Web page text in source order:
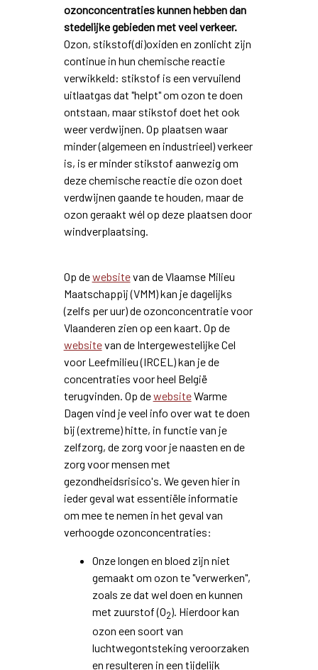
ozonconcentraties kunnen hebben dan
stedelijke gebieden met veel verkeer.
Ozon, stikstof(di)oxiden en zonlicht zijn
continue in hun chemische reactie
verwikkeld: stikstof is een vervuilend
uitlaatgas dat "helpt" om ozon te doen
ontstaan, maar stikstof doet het ook
weer verdwijnen. Op plaatsen waar
minder (algemeen en industrieel) verkeer
is, is er minder stikstof aanwezig om
deze chemische reactie die ozon doet
verdwijnen gaande te houden, maar de
ozon geraakt wél op deze plaatsen door
windverplaatsing.
Op dewebsitevan de Vlaamse Milieu
Maatschappij (VMM) kan je dagelijks
(zelfs per uur) de ozonconcentratie voor
Vlaanderen zien op een kaart. Op de
websitevan de Intergewestelijke Cel
voor Leefmilieu (IRCEL) kan je de
concentraties voor heel België
terugvinden. Op dewebsiteWarme
Dagen vind je veel info over wat te doen
bij (extreme) hitte, in functie van je
zelfzorg, de zorg voor je naasten en de
zorg voor mensen met
gezondheidsrisico's. We geven hier in
ieder geval wat essentiële informatie
om mee te nemen in het geval van
verhoogde ozonconcentraties:
Onze longen en bloed zijn niet
gemaakt om ozon te "verwerken",
zoals ze dat wel doen en kunnen
met zuurstof (O2). Hierdoor kan
ozon een soort van
luchtwegontsteking veroorzaken
en resulteren in een tijdelijk